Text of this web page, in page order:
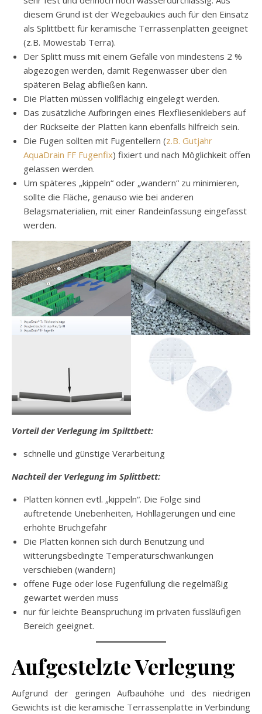
diesem Grund ist der Wegebaukies auch für den Einsatz
als Splittbett für keramische Terrassenplatten geeignet
(z.B. Mowestab Terra).
Der Splitt muss mit einem Gefälle von mindestens 2 %
abgezogen werden, damit Regenwasser über den
späteren Belag abfließen kann.
Die Platten müssen vollflächig eingelegt werden.
Das zusätzliche Aufbringen eines Flexfliesenklebers auf
der Rückseite der Platten kann ebenfalls hilfreich sein.
Die Fugen sollten mit Fugentellern (z.B. Gutjahr
AquaDrain FF Fugenfix) fixiert und nach Möglichkeit offen
gelassen werden.
Um späteres „kippeln“ oder „wandern“ zu minimieren,
sollte die Fläche, genauso wie bei anderen
Belagsmaterialien, mit einer Randeinfassung eingefasst
werden.
Vorteil der Verlegung im Spilttbett:
schnelle und günstige Verarbeitung
Nachteil der Verlegung im Splittbett:
Platten können evtl. „kippeln“. Die Folge sind
auftretende Unebenheiten, Hohllagerungen und eine
erhöhte Bruchgefahr
Die Platten können sich durch Benutzung und
witterungsbedingte Temperaturschwankungen
verschieben (wandern)
offene Fuge oder lose Fugenfüllung die regelmäßig
gewartet werden muss
nur für leichte Beanspruchung im privaten fussläufigen
Bereich geeignet.
Aufgestelzte Verlegung
Aufgrund der geringen Aufbauhöhe und des niedrigen
Gewichts ist die keramische Terrassenplatte in Verbindung